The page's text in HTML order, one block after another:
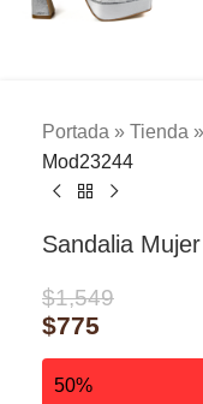
Portada » Tienda »
Mod23244
Sandalia
$1,549
$775
50%